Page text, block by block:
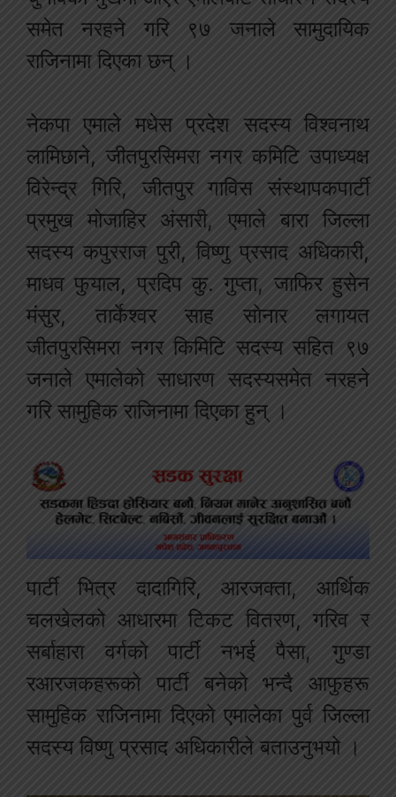
समेत
नरहने गरि ९७ जनाले
सामुदायिक
राजिनामा दिएका छन् ।
नेकपा एमाले मधेस प्रदेश सदस्य विश्वनाथ
लामिछाने, जीतपुरसिमरा नगर कमिटि उपाध्यक्ष
विरेन्द्र गिरि, जीतपुर गाविस संस्थापकपार्टी
प्रमुख मोजाहिर अंसारी, एमाले बारा जिल्ला
सदस्य कपुरराज पुरी, विष्णु प्रसाद अधिकारी,
माधव फुयाल, प्रदिप कु.गुप्ता, जाफिर हुसेन
मंसुर, तार्केश्वर साह सोनार
लगायत
जीतपुरसिमरा नगर किमिटि सदस्य सहित ९७
जनाले एमालेको साधारण सदस्यसमेत नरहने
गरि सामुहिक राजिनामा दिएका हुन् ।
पार्टी भित्र दादागिरि, आरजक्ता, आर्थिक
चलखेलको आधारमा टिकट वितरण,गरिव र
सर्बाहारा
वर्गको पार्टी नभई पैसा,गुण्डा
रआरजकहरूको पार्टी बनेको भन्दै
आफुहरू
सामुहिक राजिनामा दिएको एमालेका पुर्व जिल्ला
सदस्य विष्णु प्रसाद अधिकारीले बताउनुभयो ।